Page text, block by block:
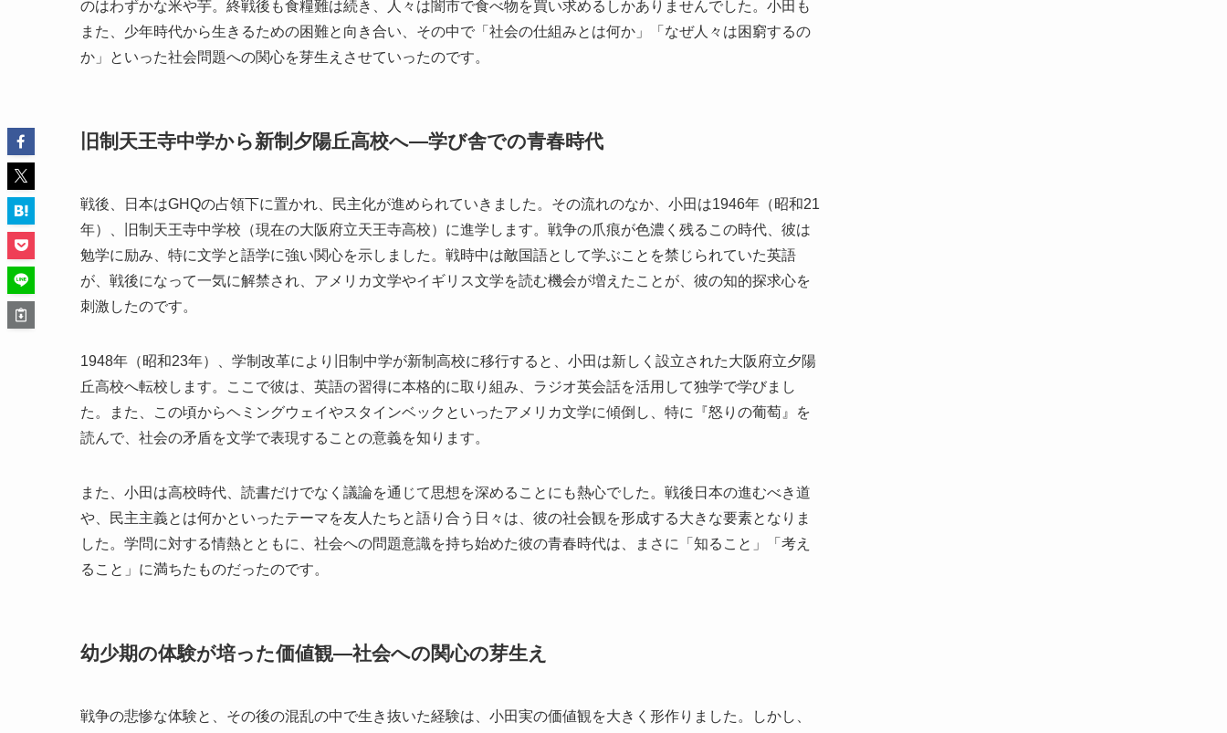
のはわずかな米や芋。終戦後も食糧難は続き、人々は闇市で食べ物を買い求めるしかありませんでした。小田も
また、少年時代から生きるための困難と向き合い、その中で「社会の仕組みとは何か」「なぜ人々は困窮するの
か」といった社会問題への関心を芽生えさせていったのです。
旧制天王寺中学から新制夕陽丘高校へ―学び舎での青春時代
戦後、日本はGHQの占領下に置かれ、民主化が進められていきました。その流れのなか、小田は1946年（昭和21
年）、旧制天王寺中学校（現在の大阪府立天王寺高校）に進学します。戦争の爪痕が色濃く残るこの時代、彼は
勉学に励み、特に文学と語学に強い関心を示しました。戦時中は敵国語として学ぶことを禁じられていた英語
が、戦後になって一気に解禁され、アメリカ文学やイギリス文学を読む機会が増えたことが、彼の知的探求心を
刺激したのです。
1948年（昭和23年）、学制改革により旧制中学が新制高校に移行すると、小田は新しく設立された大阪府立夕陽
丘高校へ転校します。ここで彼は、英語の習得に本格的に取り組み、ラジオ英会話を活用して独学で学びまし
た。また、この頃からヘミングウェイやスタインベックといったアメリカ文学に傾倒し、特に『怒りの葡萄』を
読んで、社会の矛盾を文学で表現することの意義を知ります。
また、小田は高校時代、読書だけでなく議論を通じて思想を深めることにも熱心でした。戦後日本の進むべき道
や、民主主義とは何かといったテーマを友人たちと語り合う日々は、彼の社会観を形成する大きな要素となりま
した。学問に対する情熱とともに、社会への問題意識を持ち始めた彼の青春時代は、まさに「知ること」「考え
ること」に満ちたものだったのです。
幼少期の体験が培った価値観―社会への関心の芽生え
戦争の悲惨な体験と、その後の混乱の中で生き抜いた経験は、小田実の価値観を大きく形作りました。しかし、